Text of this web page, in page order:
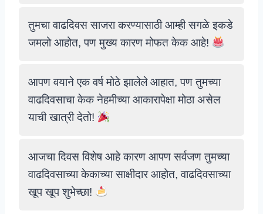
तुमचा वाढदिवस साजरा करण्यासाठी आम्ही सगळे इकडे
जमलो आहोत, पण मुख्य कारण मोफत केक आहे!
आपण वयाने एक वर्ष मोठे झालेले आहात, पण तुमच्या
वाढदिवसाचा केक नेहमीच्या आकारापेक्षा मोठा असेल
याची खात्री देतो!
आजचा दिवस विशेष आहे कारण आपण सर्वजण तुमच्या
वाढदिवसाच्या केकाच्या साक्षीदार आहोत, वाढदिवसाच्या
खूप खूप शुभेच्छा!